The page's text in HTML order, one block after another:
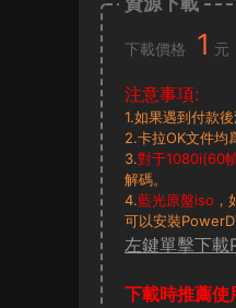
下載價格 1 元
注意事項:
1.如果遇到付款
2.卡拉OK文件均
3.對于1080i(60
解碼。
4.藍光原盤iso
可以安裝
左鍵單擊下
下載時推薦使